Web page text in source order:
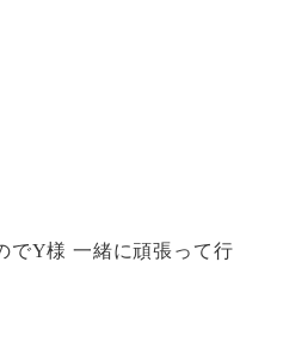
でY様 一緒に頑張って行